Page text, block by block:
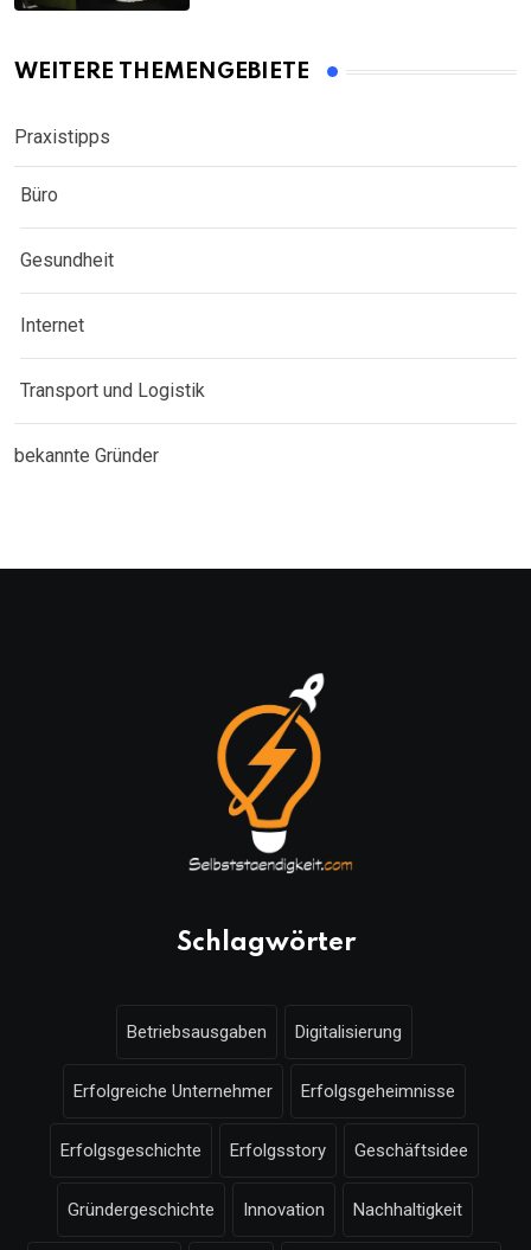
WEITERE THEMENGEBIETE
Praxistipps
Büro
Gesundheit
Internet
Transport und Logistik
bekannte Gründer
Schlagwörter
Betriebsausgaben Digitalisierung
Erfolgreiche Unternehmer Erfolgsgeheimnisse
Erfolgsgeschichte Erfolgsstory Geschäftsidee
Gründergeschichte Innovation Nachhaltigkeit